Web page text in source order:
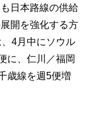
日本路線の供給
開を強化する方
4月中にソウル
に、仁川／福岡
歳線を週5便増